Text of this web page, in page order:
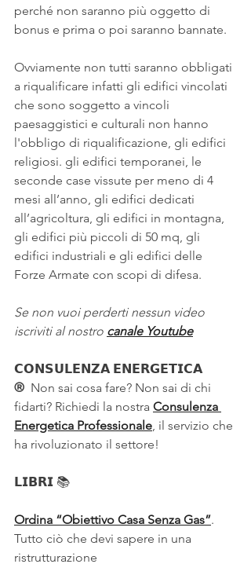
perché non saranno più oggetto di
bonus e prima o poi saranno bannate.
Ovviamente non tutti saranno obbligati
a riqualificare infatti gli edifici vincolati
che sono soggetto a vincoli
paesaggistici e culturali non hanno
l'obbligo di riqualificazione, gli edifici
religiosi. gli edifici temporanei, le
seconde case vissute per meno di 4
mesi all’anno, gli edifici dedicati
all’agricoltura, gli edifici in montagna,
gli edifici più piccoli di 50 mq, gli
edifici industriali e gli edifici delle
Forze Armate con scopi di difesa.
Se non vuoi perderti nessun video
iscriviti al nostro canale Youtube
𝗖𝗢𝗡𝗦𝗨𝗟𝗘𝗡𝗭𝗔 𝗘𝗡𝗘𝗥𝗚𝗘𝗧𝗜𝗖𝗔
® Non sai cosa fare? Non sai di chi
fidarti? Richiedi la nostra Consulenza
Energetica Professionale , il servizio che
ha rivoluzionato il settore!
𝗟𝗜𝗕𝗥𝗜 📚
Ordina “Obiettivo Casa Senza Gas”.
Tutto ciò che devi sapere in una
ristrutturazione